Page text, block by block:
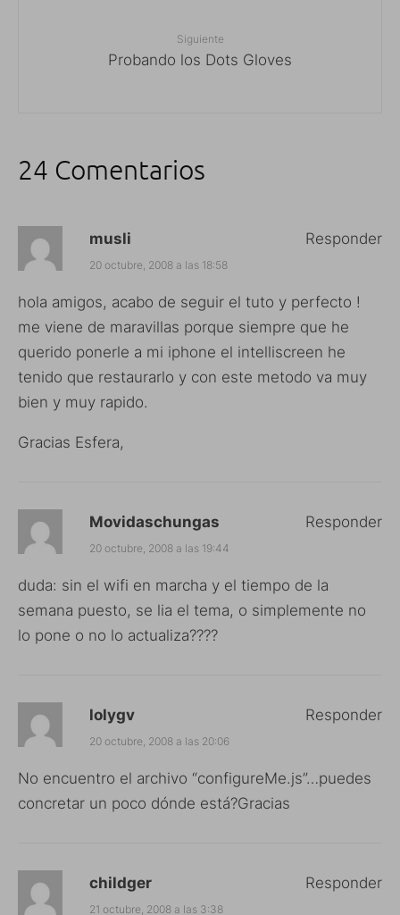
Siguiente
Probando los Dots Gloves
24 Comentarios
musli
20 octubre, 2008 a las 18:58
hola amigos, acabo de seguir el tuto y perfecto !
me viene de maravillas porque siempre que he
querido ponerle a mi iphone el intelliscreen he
tenido que restaurarlo y con este metodo va muy
bien y muy rapido.
Gracias Esfera,
Responder
Movidaschungas
20 octubre, 2008 a las 19:44
duda: sin el wifi en marcha y el tiempo de la
semana puesto, se lia el tema, o simplemente no
lo pone o no lo actualiza????
Responder
lolygv
20 octubre, 2008 a las 20:06
No encuentro el archivo “configureMe.js”…puedes
concretar un poco dónde está?Gracias
Responder
childger
21 octubre, 2008 a las 3:38
Responder